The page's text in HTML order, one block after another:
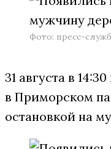
Фото: пресс-
31 августа в
в Приморском
остановкой на